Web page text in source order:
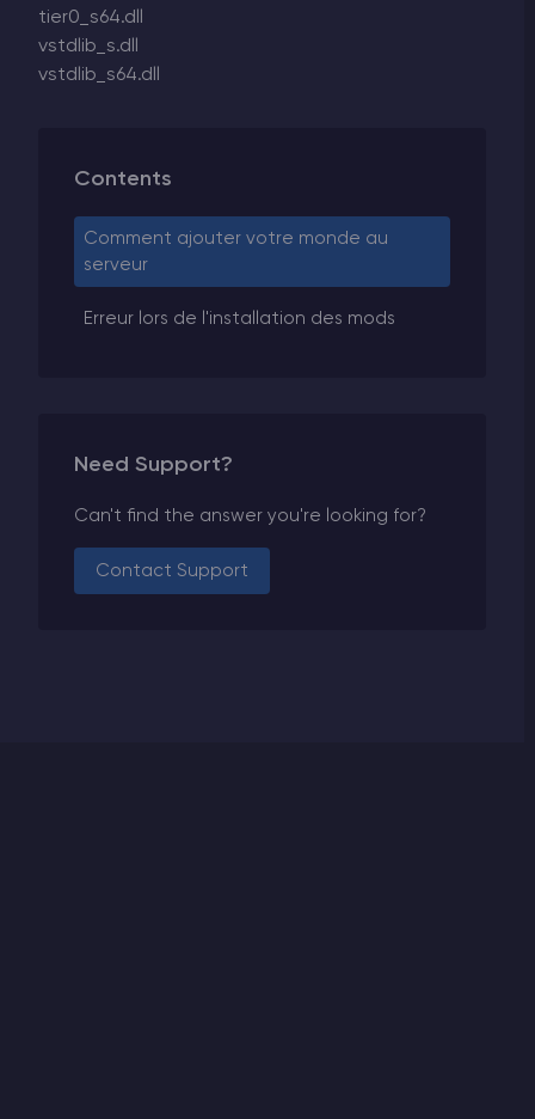
tier0_s64.dll
vstdlib_s.dll
vstdlib_s64.dll
Contents
Comment ajouter votre monde au
serveur
Erreur lors de l'installation des mods
Need Support?
Can't find the answer you're looking for?
Contact Support